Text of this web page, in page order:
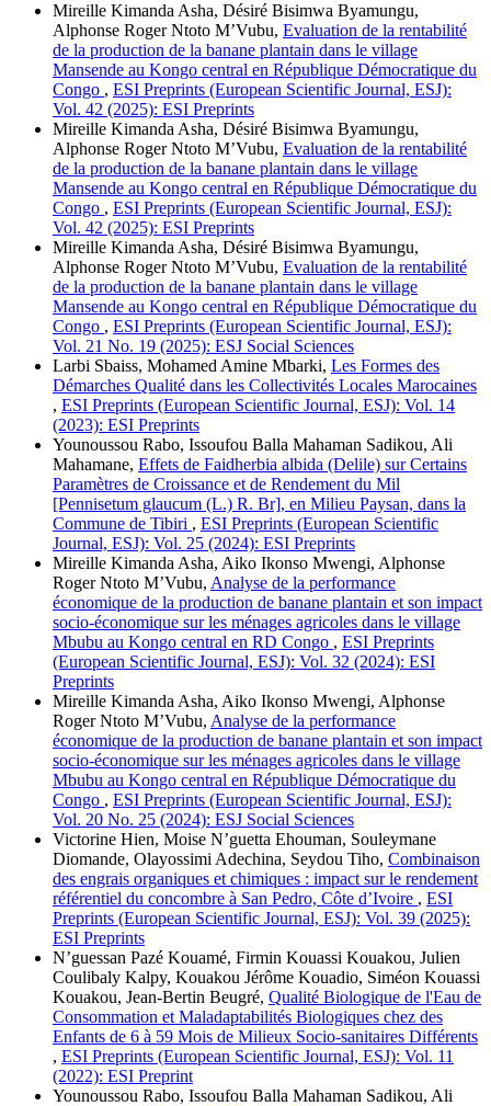
Mireille Kimanda Asha, Désiré Bisimwa Byamungu,
Alphonse Roger Ntoto M’Vubu, Evaluation de la rentabilité
de la production de la banane plantain dans le village
Mansende au Kongo central en République Démocratique du
Congo , ESI Preprints (European Scientific Journal, ESJ):
Vol. 42 (2025): ESI Preprints
Mireille Kimanda Asha, Désiré Bisimwa Byamungu,
Alphonse Roger Ntoto M’Vubu, Evaluation de la rentabilité
de la production de la banane plantain dans le village
Mansende au Kongo central en République Démocratique du
Congo , ESI Preprints (European Scientific Journal, ESJ):
Vol. 42 (2025): ESI Preprints
Mireille Kimanda Asha, Désiré Bisimwa Byamungu,
Alphonse Roger Ntoto M’Vubu, Evaluation de la rentabilité
de la production de la banane plantain dans le village
Mansende au Kongo central en République Démocratique du
Congo , ESI Preprints (European Scientific Journal, ESJ):
Vol. 21 No. 19 (2025): ESJ Social Sciences
Larbi Sbaiss, Mohamed Amine Mbarki, Les Formes des
Démarches Qualité dans les Collectivités Locales Marocaines
, ESI Preprints (European Scientific Journal, ESJ): Vol. 14
(2023): ESI Preprints
Younoussou Rabo, Issoufou Balla Mahaman Sadikou, Ali
Mahamane, Effets de Faidherbia albida (Delile) sur Certains
Paramètres de Croissance et de Rendement du Mil
[Pennisetum glaucum (L.) R. Br], en Milieu Paysan, dans la
Commune de Tibiri , ESI Preprints (European Scientific
Journal, ESJ): Vol. 25 (2024): ESI Preprints
Mireille Kimanda Asha, Aiko Ikonso Mwengi, Alphonse
Roger Ntoto M’Vubu, Analyse de la performance
économique de la production de banane plantain et son impact
socio-économique sur les ménages agricoles dans le village
Mbubu au Kongo central en RD Congo , ESI Preprints
(European Scientific Journal, ESJ): Vol. 32 (2024): ESI
Preprints
Mireille Kimanda Asha, Aiko Ikonso Mwengi, Alphonse
Roger Ntoto M’Vubu, Analyse de la performance
économique de la production de banane plantain et son impact
socio-économique sur les ménages agricoles dans le village
Mbubu au Kongo central en République Démocratique du
Congo , ESI Preprints (European Scientific Journal, ESJ):
Vol. 20 No. 25 (2024): ESJ Social Sciences
Victorine Hien, Moise N’guetta Ehouman, Souleymane
Diomande, Olayossimi Adechina, Seydou Tiho, Combinaison
des engrais organiques et chimiques : impact sur le rendement
référentiel du concombre à San Pedro, Côte d’Ivoire , ESI
Preprints (European Scientific Journal, ESJ): Vol. 39 (2025):
ESI Preprints
N’guessan Pazé Kouamé, Firmin Kouassi Kouakou, Julien
Coulibaly Kalpy, Kouakou Jérôme Kouadio, Siméon Kouassi
Kouakou, Jean-Bertin Beugré, Qualité Biologique de l'Eau de
Consommation et Maladaptabilités Biologiques chez des
Enfants de 6 à 59 Mois de Milieux Socio-sanitaires Différents
, ESI Preprints (European Scientific Journal, ESJ): Vol. 11
(2022): ESI Preprint
Younoussou Rabo, Issoufou Balla Mahaman Sadikou, Ali